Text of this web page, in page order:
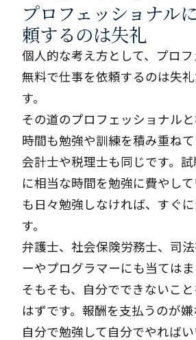
プロフェッショナル
頼するのは失礼
個人的な考え方として、プロ
無料で仕事を依頼するのは失
す。
その道のプロフェッショナル
時間も勉強や訓練を積み重ねて
会計士や税理士も同じです。
に相当な時間を勉強に費やし
も日々勉強しなければ、すぐ
す。
弁護士、社会保険労務士、司
ーやプログラマーにも当てはま
そもそも、自分でできないこ
はずです。報酬を支払うのが嫌
自分で勉強して自分でやればい